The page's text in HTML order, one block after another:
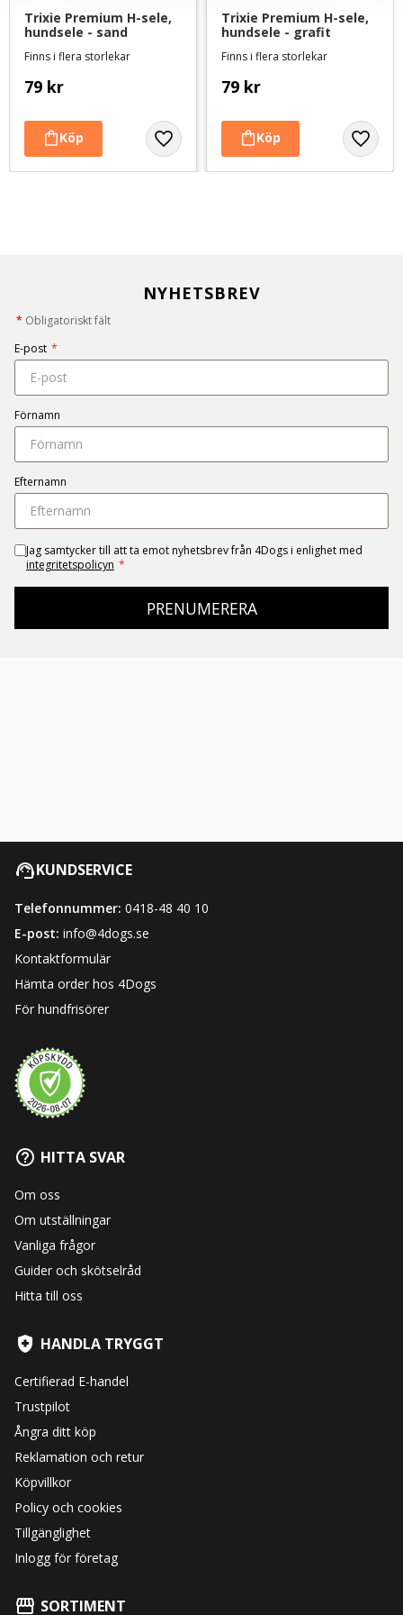
Trixie Premium H-sele,
hundsele - sand
Finns i flera storlekar
79 kr
Trixie Premium H-sele,
hundsele - grafit
Finns i flera storlekar
79 kr
NYHETSBREV
* Obligatoriskt fält
E-post *
Förnamn
Efternamn
Jag samtycker till att ta emot nyhetsbrev från 4Dogs i enlighet med
integritetspolicyn *
PRENUMERERA
KUNDSERVICE
Telefonnummer: 0418-48 40 10
E-post: info@4dogs.se
Kontaktformulär
Hämta order hos 4Dogs
För hundfrisörer
HITTA SVAR
Om oss
Om utställningar
Vanliga frågor
Guider och skötselråd
Hitta till oss
HANDLA TRYGGT
Certifierad E-handel
Trustpilot
Ångra ditt köp
Reklamation och retur
Köpvillkor
Policy och cookies
Tillgänglighet
Inlogg för företag
SORTIMENT